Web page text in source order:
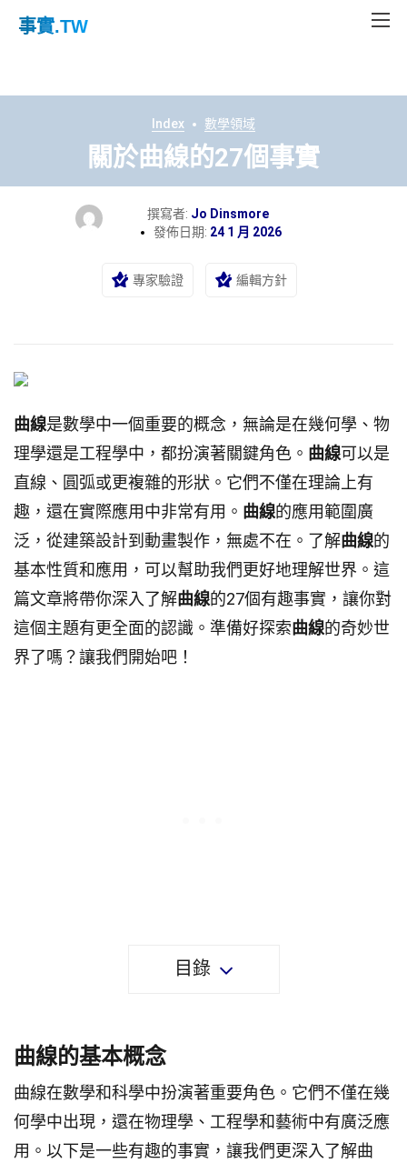
事實.TW
Index 數學領域
關於曲線的27個事實
撰寫者: Jo Dinsmore
發佈日期: 24 1 月 2026
專家驗證 編輯方針
曲線是數學中一個重要的概念，無論是在幾何學、物
理學還是工程學中，都扮演著關鍵角色。 曲線可以是
直線、圓弧或更複雜的形狀。它們不僅在理論上有
趣，還在實際應用中非常有用。 曲線的應用範圍廣
泛，從建築設計到動畫製作，無處不在。了解曲線的
基本性質和應用，可以幫助我們更好地理解世界。這
篇文章將帶你深入了解曲線的27個有趣事實，讓你對
這個主題有更全面的認識。準備好探索曲線的奇妙世
界了嗎？讓我們開始吧！
目錄
曲線的基本概念
曲線在數學和科學中扮演著重要角色。它們不僅在幾
何學中出現，還在物理學、工程學和藝術中有廣泛應
用。以下是一些有趣的事實，讓我們更深入了解曲